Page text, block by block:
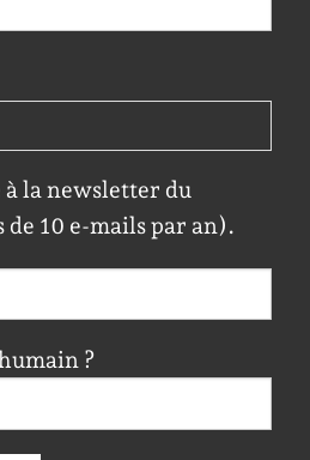
la newsletter du
10 e-mails par an).
?